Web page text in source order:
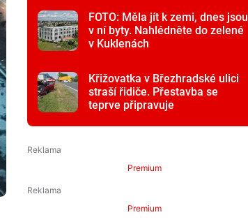
FOTO: Měla jít k zemi, dnes jsou
v ní byty. Nahlédněte do zelené
v Kuklenách
Křižovatka v Březhradské ulici
straší řidiče. Přestavba se
teprve připravuje
Premium
Premium